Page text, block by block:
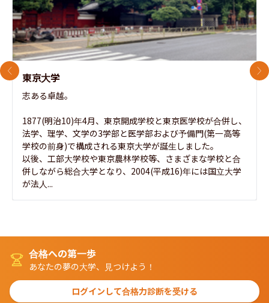
東京大学
志ある卓越。
1877(明治10)年4月、東京開成学校と東京医学校が合併し、
法学、理学、文学の3学部と医学部および予備門(第一高等
学校の前身)で構成される東京大学が誕生しました。
以後、工部大学校や東京農林学校等、さまざまな学校と合
併しながら総合大学となり、2004(平成16)年には国立大学
が法人...
前のスライド 次
合格への第一歩
あなたの夢の大学、見つけよう！
ログインして合格力診断を受ける